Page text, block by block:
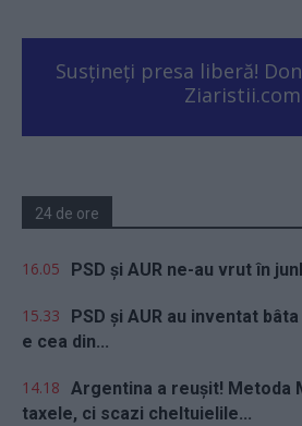
Susțineți presa liberă!
24 de ore
16.05 PSD și AUR ne-au vrut în
15.33
PSD și AUR au inventat
e cea din...
14.18 Argentina a reușit! Metoda
taxele, ci scazi cheltuielile...